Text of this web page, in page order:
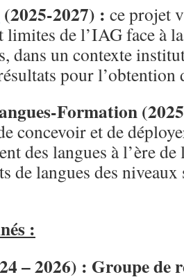
(2025-2027) : ce projet
limites de l’IAG face à
dans un contexte
pour l’obtention
Formation
concevoir et de
des langues à l’ère
de langues des
:
– 2026) : Groupe de